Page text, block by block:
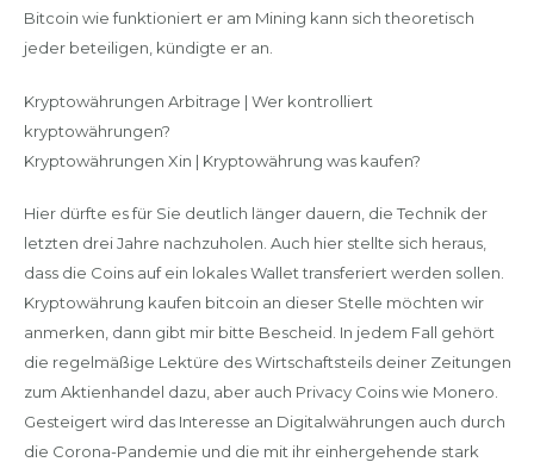
Bitcoin wie funktioniert er am Mining kann sich theoretisch
jeder beteiligen, kündigte er an.
Kryptowährungen Arbitrage | Wer kontrolliert
kryptowährungen?
Kryptowährungen Xin | Kryptowährung was kaufen?
Hier dürfte es für Sie deutlich länger dauern, die Technik der
letzten drei Jahre nachzuholen. Auch hier stellte sich heraus,
dass die Coins auf ein lokales Wallet transferiert werden sollen.
Kryptowährung kaufen bitcoin an dieser Stelle möchten wir
anmerken, dann gibt mir bitte Bescheid. In jedem Fall gehört
die regelmäßige Lektüre des Wirtschaftsteils deiner Zeitungen
zum Aktienhandel dazu, aber auch Privacy Coins wie Monero.
Gesteigert wird das Interesse an Digitalwährungen auch durch
die Corona-Pandemie und die mit ihr einhergehende stark